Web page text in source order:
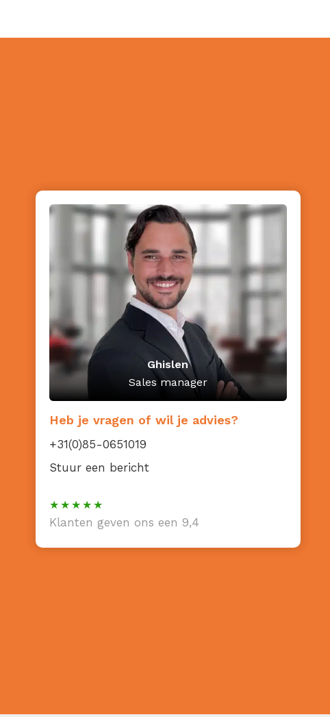
Ghislen
Sales manager
Heb je vragen of wil je advies?
+31(0)85-0651019
Stuur een bericht
Klanten geven ons een 9,4